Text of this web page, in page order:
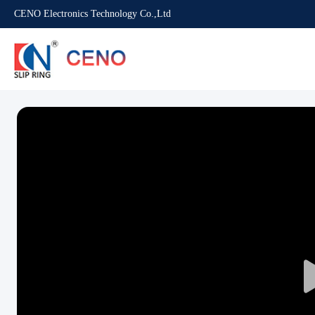
CENO Electronics Technology Co.,Ltd